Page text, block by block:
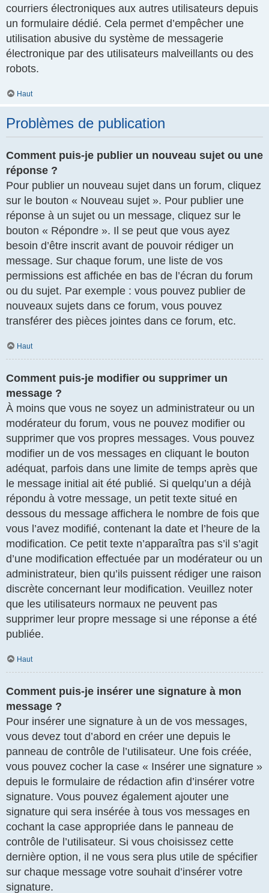
courriers électroniques aux autres utilisateurs depuis
un formulaire dédié. Cela permet d’empêcher une
utilisation abusive du système de messagerie
électronique par des utilisateurs malveillants ou des
robots.
Haut
Problèmes de publication
Comment puis-je publier un nouveau sujet ou une
réponse ?
Pour publier un nouveau sujet dans un forum, cliquez
sur le bouton « Nouveau sujet ». Pour publier une
réponse à un sujet ou un message, cliquez sur le
bouton « Répondre ». Il se peut que vous ayez
besoin d’être inscrit avant de pouvoir rédiger un
message. Sur chaque forum, une liste de vos
permissions est affichée en bas de l’écran du forum
ou du sujet. Par exemple : vous pouvez publier de
nouveaux sujets dans ce forum, vous pouvez
transférer des pièces jointes dans ce forum, etc.
Haut
Comment puis-je modifier ou supprimer un
message ?
À moins que vous ne soyez un administrateur ou un
modérateur du forum, vous ne pouvez modifier ou
supprimer que vos propres messages. Vous pouvez
modifier un de vos messages en cliquant le bouton
adéquat, parfois dans une limite de temps après que
le message initial ait été publié. Si quelqu’un a déjà
répondu à votre message, un petit texte situé en
dessous du message affichera le nombre de fois que
vous l’avez modifié, contenant la date et l’heure de la
modification. Ce petit texte n’apparaîtra pas s’il s’agit
d’une modification effectuée par un modérateur ou un
administrateur, bien qu’ils puissent rédiger une raison
discrète concernant leur modification. Veuillez noter
que les utilisateurs normaux ne peuvent pas
supprimer leur propre message si une réponse a été
publiée.
Haut
Comment puis-je insérer une signature à mon
message ?
Pour insérer une signature à un de vos messages,
vous devez tout d’abord en créer une depuis le
panneau de contrôle de l’utilisateur. Une fois créée,
vous pouvez cocher la case « Insérer une signature »
depuis le formulaire de rédaction afin d’insérer votre
signature. Vous pouvez également ajouter une
signature qui sera insérée à tous vos messages en
cochant la case appropriée dans le panneau de
contrôle de l’utilisateur. Si vous choisissez cette
dernière option, il ne vous sera plus utile de spécifier
sur chaque message votre souhait d’insérer votre
signature.